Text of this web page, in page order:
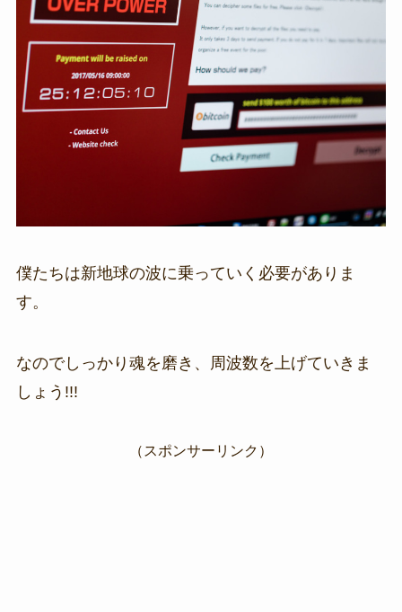
僕たちは新地球の波に乗っていく必要がありま
す。
なのでしっかり魂を磨き、周波数を上げていきま
しょう!!!
（スポンサーリンク）